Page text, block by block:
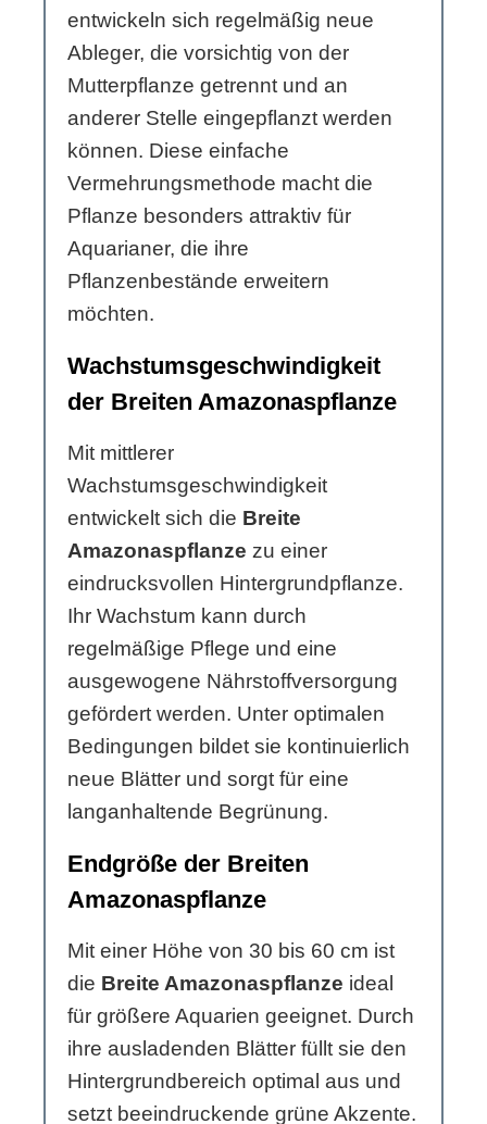
entwickeln sich regelmäßig neue
Ableger, die vorsichtig von der
Mutterpflanze getrennt und an
anderer Stelle eingepflanzt werden
können. Diese einfache
Vermehrungsmethode macht die
Pflanze besonders attraktiv für
Aquarianer, die ihre
Pflanzenbestände erweitern
möchten.
Wachstumsgeschwindigkeit
der Breiten Amazonaspflanze
Mit mittlerer
Wachstumsgeschwindigkeit
entwickelt sich die Breite
Amazonaspflanze zu einer
eindrucksvollen Hintergrundpflanze.
Ihr Wachstum kann durch
regelmäßige Pflege und eine
ausgewogene Nährstoffversorgung
gefördert werden. Unter optimalen
Bedingungen bildet sie kontinuierlich
neue Blätter und sorgt für eine
langanhaltende Begrünung.
Endgröße der Breiten
Amazonaspflanze
Mit einer Höhe von 30 bis 60 cm ist
die Breite Amazonaspflanze ideal
für größere Aquarien geeignet. Durch
ihre ausladenden Blätter füllt sie den
Hintergrundbereich optimal aus und
setzt beeindruckende grüne Akzente.